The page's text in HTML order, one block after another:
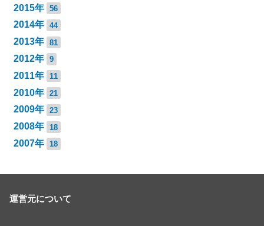
2015年 56
2014年 44
2013年 81
2012年 9
2011年 11
2010年 21
2009年 23
2008年 18
2007年 18
運営元について